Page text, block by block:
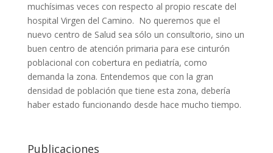
muchísimas veces con respecto al propio rescate del
hospital Virgen del Camino. No queremos que el
nuevo centro de Salud sea sólo un consultorio, sino un
buen centro de atención primaria para ese cinturón
poblacional con cobertura en pediatría, como
demanda la zona. Entendemos que con la gran
densidad de población que tiene esta zona, debería
haber estado funcionando desde hace mucho tiempo.
Publicaciones